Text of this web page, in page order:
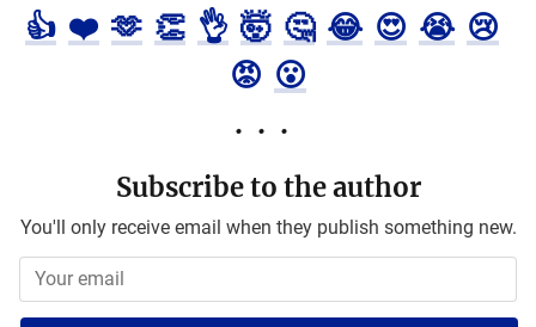
👍 ❤️ 🫶 👏 👌 🤯 🤔 😂 😍 😭 😢
😡 😮
Subscribe to the author
You'll only receive email when they publish something new.